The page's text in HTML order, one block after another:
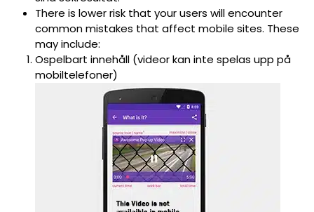
There is lower risk that your users will encounter
common mistakes that affect mobile sites. These
may include:
Ospelbart innehåll (videor kan inte spelas upp på
mobiltelefoner)